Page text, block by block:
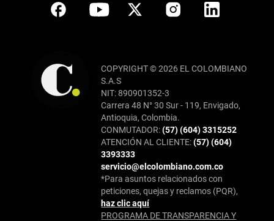
COPYRIGHT © 2026 EL COLOMBIANO
S.A.S
NIT: 890901352-3
Carrera 48 N° 30 Sur - 119, Envigado,
Antioquia, Colombia.
CONMUTADOR:(57) (604) 3315252
ATENCIÓN AL CLIENTE:(57) (604)
3393333
servicio@elcolombiano.com.co
*Para asuntos relacionados con
peticiones, quejas y reclamos (PQR),
haz clic aquí
PROGRAMA DE TRANSPARENCIA Y